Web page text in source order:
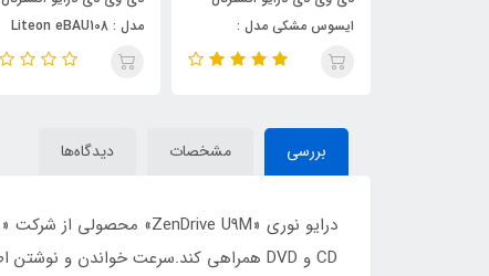
ایسوس مشکی مدل :
ZenDrive U9M (SDRW-
مدل : Liteon eBAU108
بررسی مشخصات دیدگاه‌ها